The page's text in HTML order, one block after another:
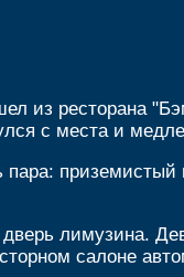
из ресторана
с места и
пара:
лимузина.
салоне